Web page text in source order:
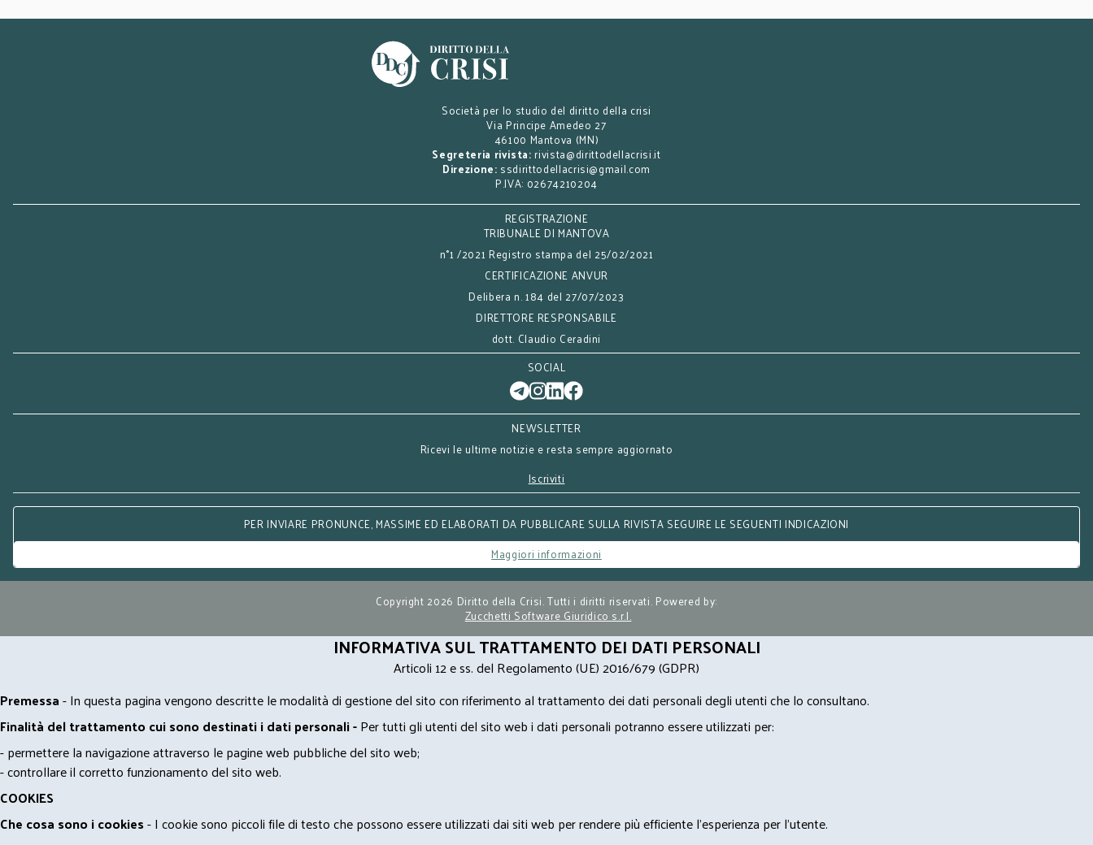
Società per lo studio del diritto della crisi
Via Principe Amedeo 27
46100 Mantova (MN)
Segreteria rivista: rivista@dirittodellacrisi.it
Direzione: ssdirittodellacrisi@gmail.com
P.IVA: 02674210204
REGISTRAZIONE
TRIBUNALE DI MANTOVA
n°1 /2021 Registro stampa del 25/02/2021
CERTIFICAZIONE ANVUR
Delibera n. 184 del 27/07/2023
DIRETTORE RESPONSABILE
dott. Claudio Ceradini
SOCIAL
NEWSLETTER
Ricevi le ultime notizie e resta sempre aggiornato
Iscriviti
PER INVIARE PRONUNCE, MASSIME ED ELABORATI DA PUBBLICARE SULLA RIVISTA SEGUIRE LE SEGUENTI INDICAZIONI
Maggiori informazioni
Copyright 2026 Diritto della Crisi. Tutti i diritti riservati. Powered by:
Zucchetti Software Giuridico s.r.l.
INFORMATIVA SUL TRATTAMENTO DEI DATI PERSONALI
Articoli 12 e ss. del Regolamento (UE) 2016/679 (GDPR)
Premessa- In questa pagina vengono descritte le modalità di gestione del sito con riferimento al trattamento dei dati personali degli utenti che lo consultano.
Finalità del trattamento cui sono destinati i dati personali -Per tutti gli utenti del sito web i dati personali potranno essere utilizzati per:
- permettere la navigazione attraverso le pagine web pubbliche del sito web;
- controllare il corretto funzionamento del sito web.
COOKIES
Che cosa sono i cookies- I cookie sono piccoli file di testo che possono essere utilizzati dai siti web per rendere più efficiente l'esperienza per l'utente.